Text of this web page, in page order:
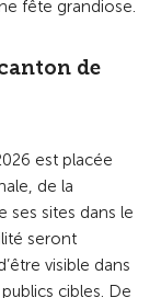
fête grandiose.
de
est placée
de la
ses sites dans le
seront
visible dans
cibles. De